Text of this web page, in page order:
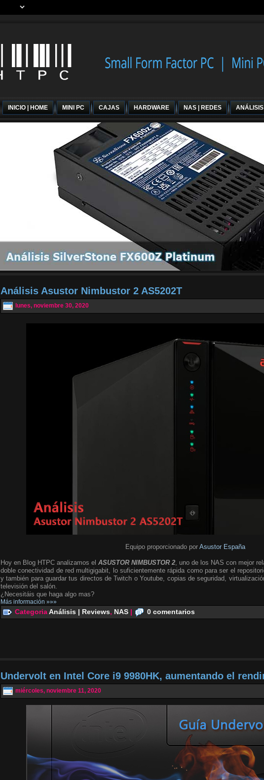
INICIO | HOME MINI PC CAJAS HARDWARE NAS | REDES ANÁLISIS
Análisis Asustor Nimbustor 2 AS5202T
lunes, noviembre 30, 2020
Equipo proporcionado por Asustor España
Hoy en Blog HTPC analizamos el ASUSTOR NIMBUSTOR 2 , uno de los NAS con mejor
doble conectividad de red multigigabit, lo suficientemente rápida como para ser el
y también para guardar tus directos de Twitch o Youtube, copias de seguridad,
televisión del salón.
¿Necesitáis que haga algo mas?
Más información »»»
CategoriaAnálisis | Reviews, NAS | 0 comentarios
Undervolt en Intel Core i9 9980HK, aumentando el
miércoles, noviembre 11, 2020